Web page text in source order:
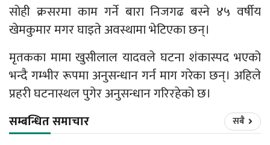
सोही क्रसरमा काम गर्ने बारा निजगढ बस्ने ४५ वर्षीय
खेमकुमार मगर घाइते अवस्थामा भेटिएका छन्।
मृतकका मामा खुसीलाल यादवले घटना शंकास्पद भएको
भन्दै गम्भीर रूपमा अनुसन्धान गर्न माग गरेका छन्। अहिले
प्रहरी घटनास्थल पुगेर अनुसन्धान गरिरहेको छ।
सम्बन्धित समाचार सबै